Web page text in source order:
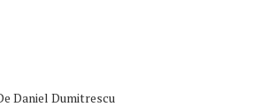
Daniel Dumitrescu